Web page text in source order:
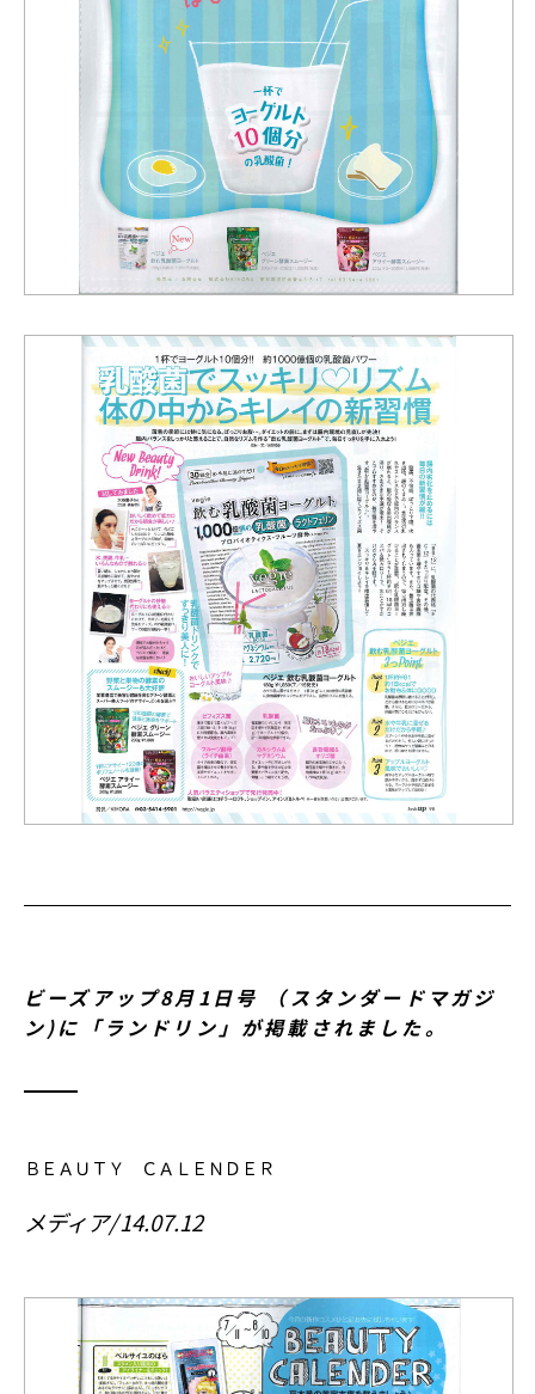
ビーズアップ8月1日号 （スタンダードマガジ
ン)に「ランドリン」が掲載されました。
ＢＥＡＵＴＹ ＣＡＬＥＮＤＥＲ
メディア 14.07.12